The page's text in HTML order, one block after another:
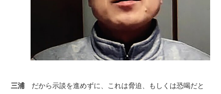
三浦 だから示談を進めずに、これは脅迫、もしくは恐喝だと